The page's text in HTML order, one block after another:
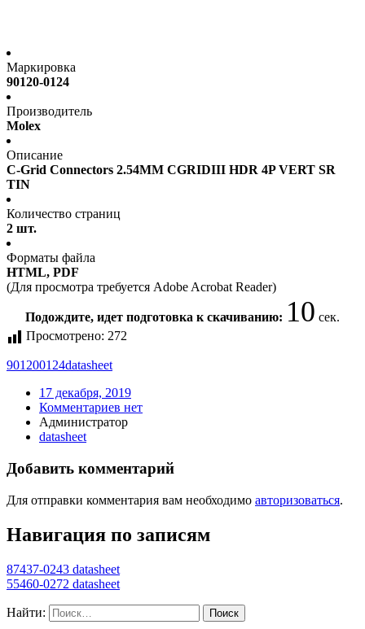
Маркировка
90120-0124
Производитель
Molex
Описание
C-Grid Connectors 2.54MM CGRIDIII HDR 4P VERT SR
TIN
Количество страниц
2 шт.
Форматы файла
HTML, PDF
(Для просмотра требуется Adobe Acrobat Reader)
Подождите, идет подготовка к скачиванию: 10 сек.
Просмотрено: 272
901200124datasheet
17 декабря, 2019
Комментариев нет
Администратор
datasheet
Добавить комментарий
Для отправки комментария вам необходимо авторизоваться.
Навигация по записям
87437-0243 datasheet
55460-0272 datasheet
Найти: